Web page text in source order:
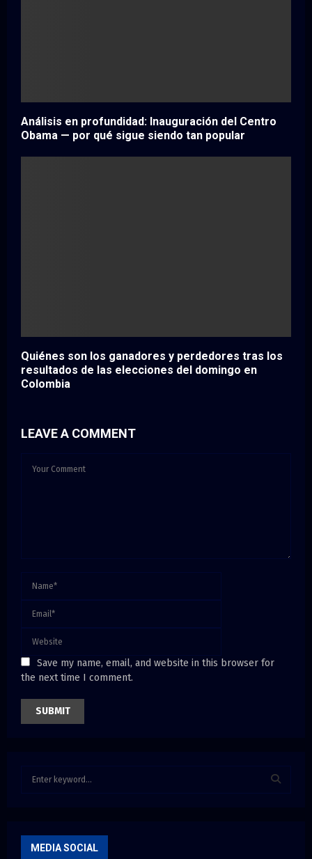
Análisis en profundidad: Inauguración del Centro
Obama — por qué sigue siendo tan popular
Quiénes son los ganadores y perdedores tras los
resultados de las elecciones del domingo en
Colombia
LEAVE A COMMENT
Save my name, email, and website in this browser for
the next time I comment.
MEDIA SOCIAL